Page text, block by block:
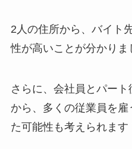
2人の住所から、バイト
性が高いことが分かりま
さらに、会社員とパー
から、多くの従業員を
た可能性も考えられます